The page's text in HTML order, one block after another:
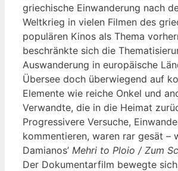
griechische Einwanderung nach
Weltkrieg in vielen Filmen des
populären Kinos als Thema
beschränkte sich die
Auswanderung in europäische
Übersee doch überwiegend auf
Elemente wie reiche Onkel und
Verwandte, die in die Heimat
Progressivere Versuche,
kommentieren, waren rar gesät –
Damianos’ Mehri to Ploio / Zum
Der Dokumentarfilm bewegte